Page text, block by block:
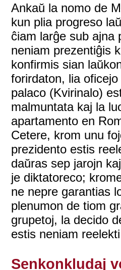
Ankaŭ la nomo de
kun plia progreso
ĉiam larĝe sub ajna
neniam prezentiĝis
konfirmis sian
forirdaton, lia
palaco (Kvirinalo)
malmuntata kaj la
apartamento en
Cetere, krom unu
prezidento estis
daŭras sep jarojn
je diktatoreco;
ne nepre garantias
plenumon de tiom
grupetoj, la decido
estis neniam
Senkonkludaj